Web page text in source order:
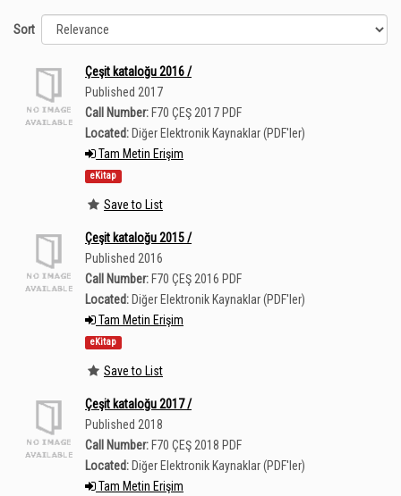
Sort
Çeşit kataloğu 2016 /
Published 2017
Call Number: F70 ÇEŞ 2017 PDF
Located: Diğer Elektronik Kaynaklar (PDF'ler)
Tam Metin Erişim
eKitap
Save to List
Çeşit kataloğu 2015 /
Published 2016
Call Number: F70 ÇEŞ 2016 PDF
Located: Diğer Elektronik Kaynaklar (PDF'ler)
Tam Metin Erişim
eKitap
Save to List
Çeşit kataloğu 2017 /
Published 2018
Call Number: F70 ÇEŞ 2018 PDF
Located: Diğer Elektronik Kaynaklar (PDF'ler)
Tam Metin Erişim